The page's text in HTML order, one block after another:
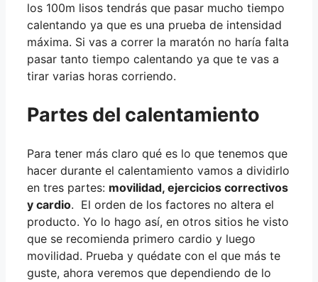
los 100m lisos tendrás que pasar mucho tiempo
calentando ya que es una prueba de intensidad
máxima. Si vas a correr la maratón no haría falta
pasar tanto tiempo calentando ya que te vas a
tirar varias horas corriendo.
Partes del calentamiento
Para tener más claro qué es lo que tenemos que
hacer durante el calentamiento vamos a dividirlo
en tres partes: movilidad, ejercicios correctivos
y cardio. El orden de los factores no altera el
producto. Yo lo hago así, en otros sitios he visto
que se recomienda primero cardio y luego
movilidad. Prueba y quédate con el que más te
guste, ahora veremos que dependiendo de lo